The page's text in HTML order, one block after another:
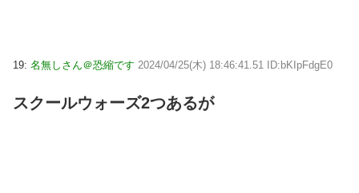
19: 名無しさん＠恐縮です 2024/04/25(木) 18:46:41.51 ID:bKIpFdgE0
スクールウォーズ2つあるが